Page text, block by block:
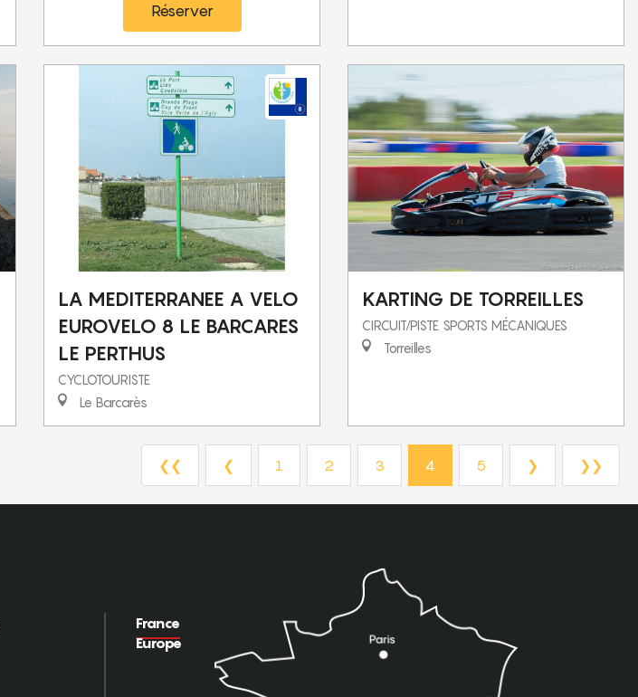
Réserver
LA MEDITERRANEE A VELO
EUROVELO 8 LE BARCARES
LE PERTHUS
CYCLOTOURISTE
Le Barcarès
KARTING DE TORREILLES
CIRCUIT/PISTE SPORTS MÉCANIQUES
Torreilles
❮❮ ❮ 1 2 3 4 5 ❯ ❯❯
France
Europe